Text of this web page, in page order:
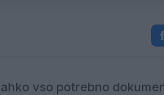
vso potrebno